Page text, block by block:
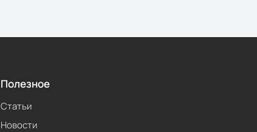
Полезное
Статьи
Новости